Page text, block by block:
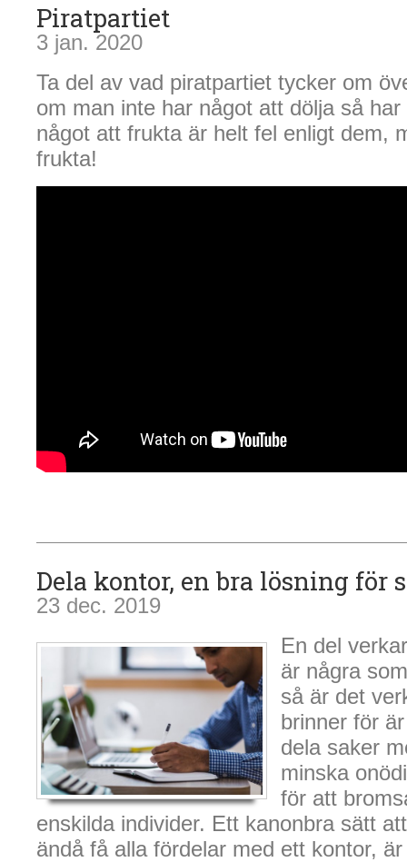
Piratpartiet
3 jan. 2020
Ta del av vad piratpartiet tycker om
om man inte har något att dölja så
något att frukta är helt fel enligt dem,
frukta!
Dela kontor, en bra lösning för
23 dec. 2019
En del
är några
så är det
brinner för
dela saker
minska
för att
enskilda individer. Ett kanonbra sätt
ändå få alla fördelar med ett kontor,